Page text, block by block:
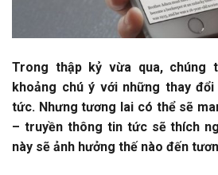
Trong thập kỷ vừa qua, chúng
khoảng chú ý với những thay
tức. Nhưng tương lai có thể sẽ
– truyền thông tin tức sẽ thích
này sẽ ảnh hưởng thế nào đến